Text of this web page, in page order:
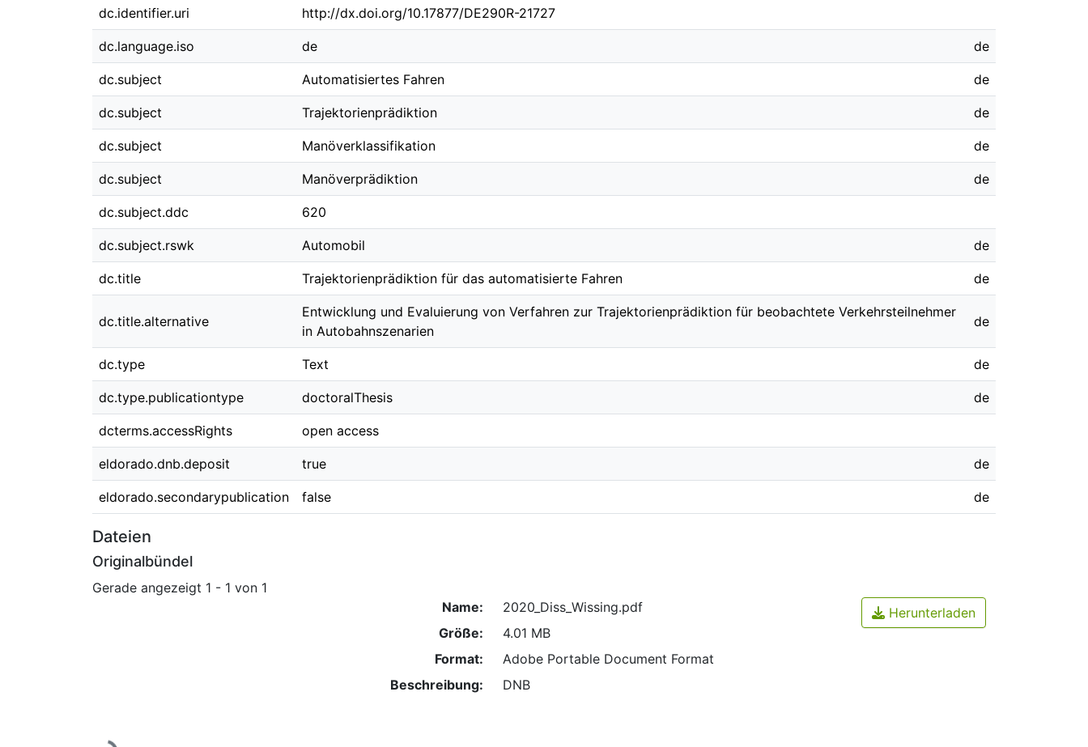
dc.identifier.uri http://dx.doi.org/10.17877/DE290R-21727
dc.language.iso de de
dc.subject Automatisiertes Fahren de
dc.subject Trajektorienprädiktion de
dc.subject Manöverklassifikation de
dc.subject Manöverprädiktion de
dc.subject.ddc 620
dc.subject.rswk Automobil de
dc.title Trajektorienprädiktion für das automatisierte Fahren de
dc.title.alternative
Entwicklung und Evaluierung von Verfahren zur Trajektorienprädiktion für beobachtete Verkehrsteilnehmer
in Autobahnszenarien
de
dc.type Text de
dc.type.publicationtype doctoralThesis de
dcterms.accessRights open access
eldorado.dnb.deposit true de
eldorado.secondarypublication false de
Dateien
Originalbündel
Gerade angezeigt 1 - 1 von 1
Name:
2020_Diss_Wissing.pdf
Größe:
4.01 MB
Format:
Adobe Portable Document Format
Beschreibung:
DNB
Herunterladen